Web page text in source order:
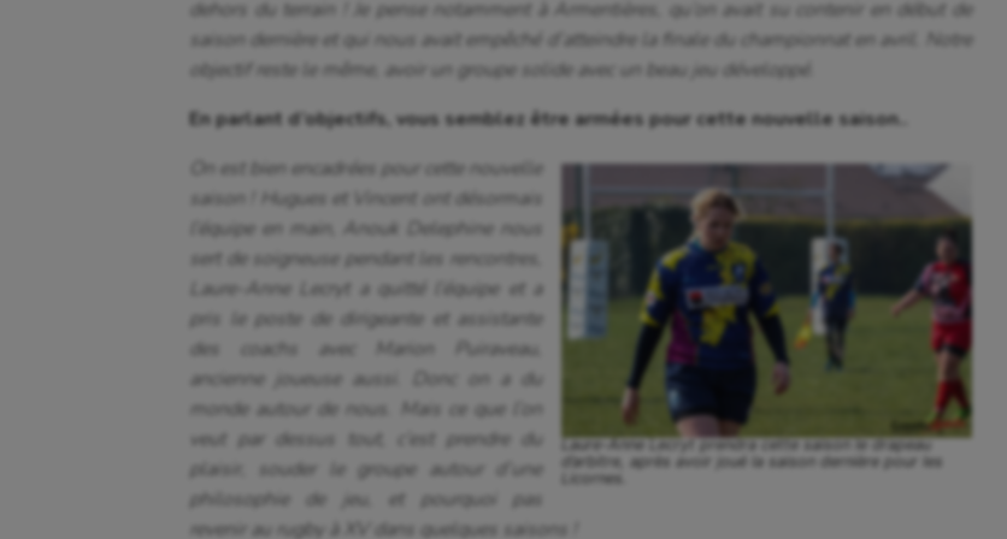
dehors du terrain ! Je pense notamment à Armentières, qu’on avait su contenir en début de
saison dernière et qui nous avait empêché d’atteindre la finale du championnat en avril. Notre
objectif reste le même, avoir un groupe solide avec un beau jeu développé.
En parlant d’objectifs, vous semblez être armées pour cette nouvelle saison..
Laure-Anne Lecryt prendra cette saison le drapeau
d’arbitre, après avoir joué la saison dernière pour les
Licornes.
On est bien encadrées pour cette nouvelle
saison ! Hugues et Vincent ont désormais
l’équipe en main, Anouk Delephine nous
sert de soigneuse pendant les rencontres,
Laure-Anne Lecryt a quitté l’équipe et a
pris le poste de dirigeante et assistante
des coachs avec Marion Puiraveau,
ancienne joueuse aussi. Donc on a du
monde autour de nous.
Mais ce que l’on
veut par dessus tout, c’est prendre du
plaisir, souder le groupe autour d’une
philosophie de jeu, et pourquoi pas
revenir au rugby à XV dans quelques saisons !